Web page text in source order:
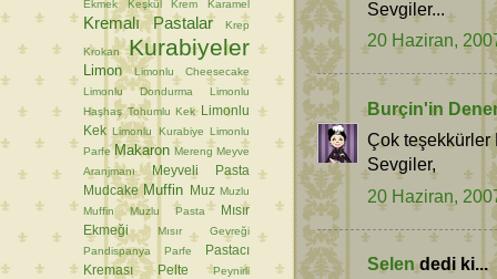
Sevgiler...
20 Haziran,
Burçin'in
Çok teşekkürler
Sevgiler,
20 Haziran,
Selendedi ki...
Ekmek
Keşkül Krem Karamel
Kremalı Pastalar Krep
Krokan Kurabiyeler
Limon
Limonlu Cheesecake
Limonlu Dondurma
Limonlu
Haşhaş Tohumlu Kek
Limonlu
Kek Limonlu Kurabiye Limonlu
Parfe Makaron Mereng Meyve
Aranjmanı
Meyveli Pasta
Mudcake Muffin Muz Muzlu
Muffin
Muzlu Pasta
Mısır
Ekmeği
Mısır Gevreği
Pandispanya
Parfe
Pastacı
Kreması
Pelte
Peynirli